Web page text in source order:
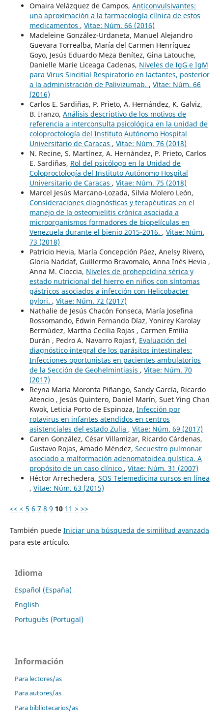
Omaira Velázquez de Campos, Anticonvulsivantes:
una aproximación a la farmacología clínica de estos
medicamentos , Vitae: Núm. 66 (2016)
Madeleine González-Urdaneta, Manuel Alejandro
Guevara Torrealba, María del Carmen Henríquez
Goyo, Jesús Eduardo Meza Benítez, Gina Latouche,
Danielle Marie Liceaga Cadenas, Niveles de IgG e IgM
para Virus Sincitial Respiratorio en lactantes, posterior
a la administración de Palivizumab. , Vitae: Núm. 66
(2016)
Carlos E. Sardiñas, P. Prieto, A. Hernández, K. Galviz,
B. Iranzo, Análisis descriptivo de los motivos de
referencia a interconsulta psicológica en la unidad de
coloproctología del Instituto Autónomo Hospital
Universitario de Caracas , Vitae: Núm. 76 (2018)
N. Recine, S. Martínez, A. Hernández, P. Prieto, Carlos
E. Sardiñas, Rol del psicólogo en la Unidad de
Coloproctología del Instituto Autónomo Hospital
Universitario de Caracas , Vitae: Núm. 75 (2018)
Marcel Jesús Marcano-Lozada, Silvia Molero León,
Consideraciones diagnósticas y terapéuticas en el
manejo de la osteomielitis crónica asociada a
microorganismos formadores de biopelículas en
Venezuela durante el bienio 2015-2016. , Vitae: Núm.
73 (2018)
Patricio Hevia, María Concepción Páez, Anelsy Rivero,
Gloria Naddaf, Guillermo Bravomalo, Anna Inés Hevia ,
Anna M. Cioccia, Niveles de prohepcidina sérica y
estado nutricional del hierro en niños con síntomas
gástricos asociados a infección con Helicobacter
pylori. , Vitae: Núm. 72 (2017)
Nathalie de Jesús Chacón Fonseca, María Josefina
Rossomando, Edwin Fernando Díaz, Yonirey Karolay
Bermúdez, Martha Cecilia Rojas , Carmen Emilia
Durán , Pedro A. Navarro Rojas†, Evaluación del
diagnóstico integral de los parásitos intestinales:
Infecciones oportunistas en pacientes ambulatorios
de la Sección de Geohelmintiasis , Vitae: Núm. 70
(2017)
Reyna María Moronta Piñango, Sandy García, Ricardo
Atencio , Jesús Quintero, Daniel Marín, Suet Ying Chan
Kwok, Leticia Porto de Espinoza, Infección por
rotavirus en infantes atendidos en centros
asistenciales del estado Zulia , Vitae: Núm. 69 (2017)
Caren González, César Villamizar, Ricardo Cárdenas,
Gustavo Rojas, Amado Méndez, Secuestro pulmonar
asociado a malformación adenomatoidea quística. A
propósito de un caso clínico , Vitae: Núm. 31 (2007)
Héctor Arrechedera, SOS Telemedicina cursos en línea
, Vitae: Núm. 63 (2015)
<< < 5 6 7 8 9 10 11 > >>
También puede Iniciar una búsqueda de similitud avanzada
para este artículo.
Idioma
Español (España)
English
Português (Portugal)
Información
Para lectores/as
Para autores/as
Para bibliotecarios/as